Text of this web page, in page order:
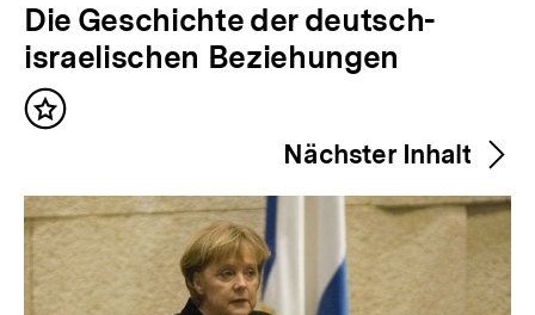
V
o
r
h
r
i
g
Die Geschichte der deutsch-
israelischen Beziehungen
Inhalt
Nächster Inhalt